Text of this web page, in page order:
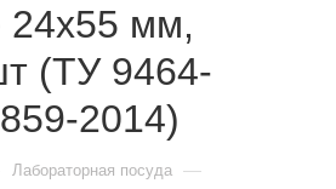
24х55 мм,
(ТУ 9464-
2014)
Лабораторная посуда —